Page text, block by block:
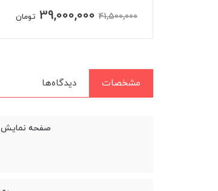
41,500,000
39,000,000 تومان
مشخصات دیدگاه‌ها
صفحه نمایش